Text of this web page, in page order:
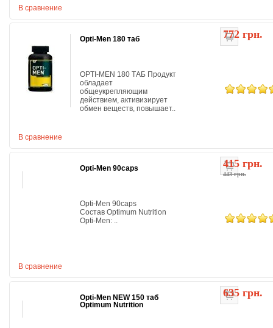
В сравнение
772 грн.
В сравнение
Opti-Men 180 таб
OPTI-MEN 180 ТАБ Продукт
обладает
общеукрепляющим
действием, активизирует
обмен веществ, повышает..
443 грн.
415 грн.
В сравнение
Opti-Men 90caps
Opti-Men 90caps
Состав Optimum Nutrition
Opti-Men: ..
635 грн.
Opti-Men NEW 150 таб
Optimum Nutrition